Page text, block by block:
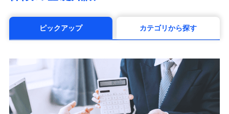
（https://www.msa-life.co.jp/）
メットライフ生命株式会社(https://www.metlife.co.jp/)
■少額短期保険
株式会社アシロ少額短期保険 (https://kailash.co.jp/)
SBIいきいき少額短期保険会社 (https://www.i-
sedai.com/)
ピックアップ カテゴリから探す